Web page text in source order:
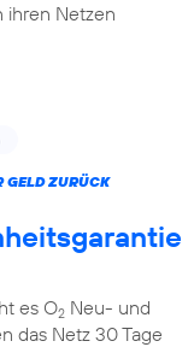
ihren Netzen
GELD ZURÜCK
es O2Neu- und
das Netz 30 Tage